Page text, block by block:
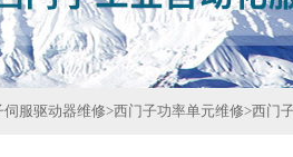
伺服驱动器维修>西门子功率单元维修>西门